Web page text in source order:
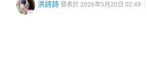
洪詩詩 發表於 2026年5月20日 02:49